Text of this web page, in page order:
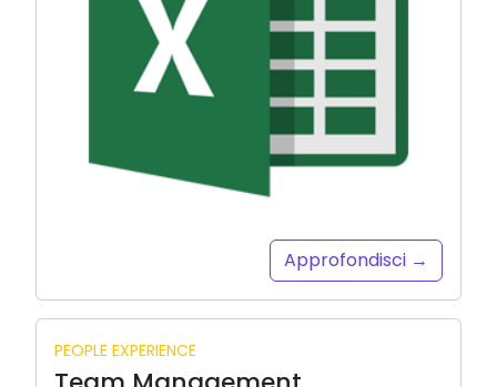
Approfondisci →
PEOPLE EXPERIENCE